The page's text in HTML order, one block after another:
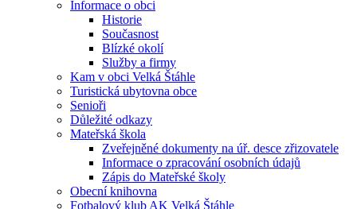
Informace o obci
Historie
Současnost
Blízké okolí
Služby a firmy
Kam v obci Velká Štáhle
Turistická ubytovna obce
Senioři
Důležité odkazy
Mateřská škola
Zveřejněné dokumenty na úř. desce zřizovatele
Informace o zpracování osobních údajů
Zápis do Mateřské školy
Obecní knihovna
Fotbalový klub AK Velká Štáhle